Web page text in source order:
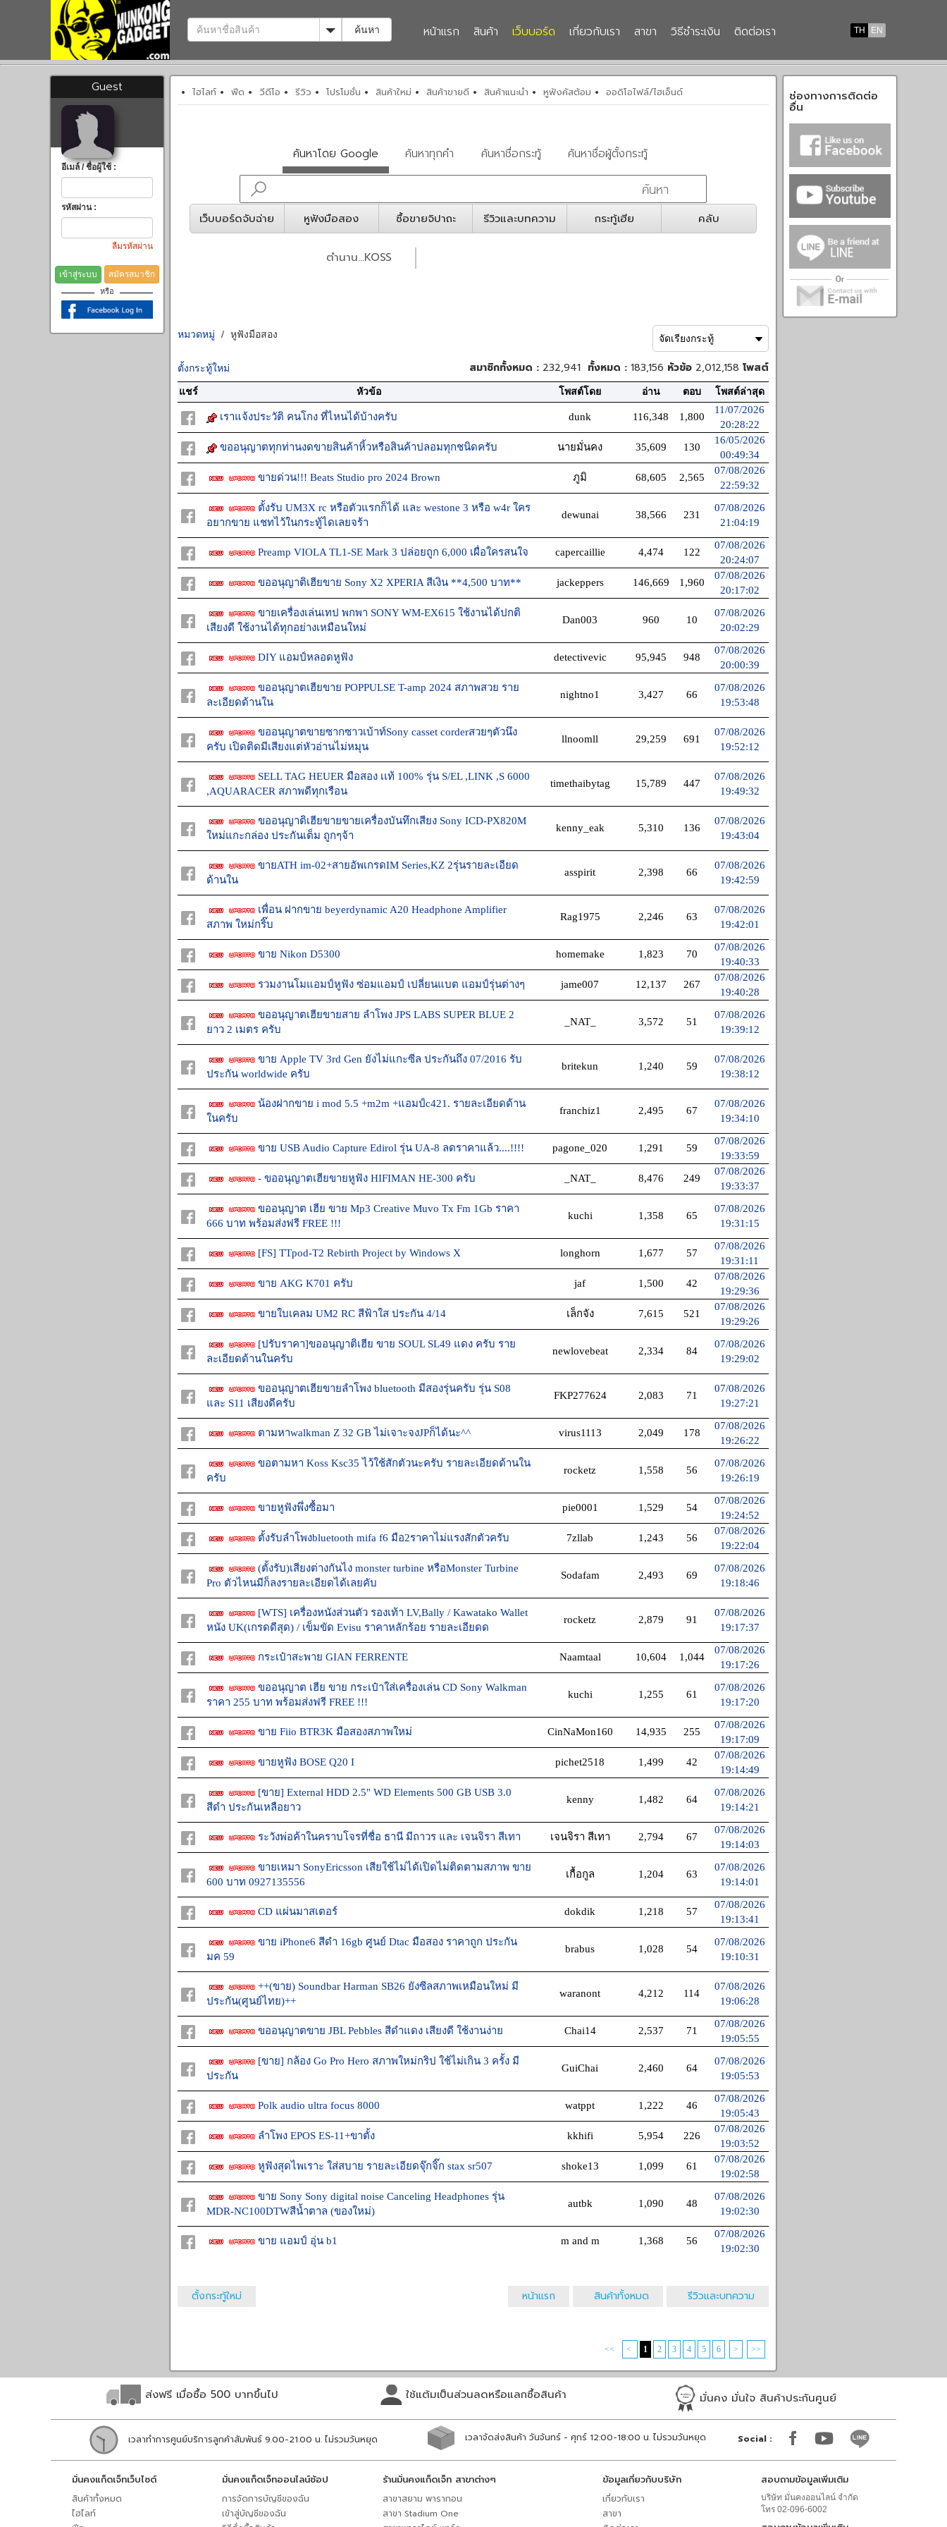
Toggle Dropdown
ค้นหา TH EN
หน้าแรก สินค้า เว็บบอร์ด เกี่ยวกับเรา สาขา วิธีชำระเงิน ติดต่อเรา
Guest
อีเมล์ / ชื่อผู้ใช้ :
รหัสผ่าน :
ลืมรหัสผ่าน
เข้าสู่ระบบ สมัครสมาชิก
หรือ
ไฮไลท์ ฟีด วีดีโอ รีวิว โปรโมชั่น สินค้าใหม่ สินค้าขายดี สินค้าแนะนำ หูฟังคัสต้อม ออดิโอไฟล์/ไฮเอ็นด์
ค้นหาโดย Google ค้นหาทุกคำ ค้นหาชื่อกระทู้ ค้นหาชื่อผู้ตั้งกระทู้
เว็บบอร์ดจับฉ่าย หูฟังมือสอง ซื้อขายจิปาถะ รีวิวและบทความ กระทู้เฮีย คลับ
ตำนาน...KOSS
หมวดหมู่ หูฟังมือสอง
ตั้งกระทู้ใหม่ สมาชิกทั้งหมด : 232,941 ทั้งหมด : 183,156 หัวข้อ 2,012,158 โพสต์
แชร์ หัวข้อ โพสต์โดย อ่าน ตอบ โพสต์ล่าสุด
เราแจ้งประวัติ คนโกง ที่ไหนได้บ้างครับ dunk 116,348 1,800
11/07/2026
20:28:22
ขออนุญาตทุกท่านงดขายสินค้าหิ้วหรือสินค้าปลอมทุกชนิดครับ
นายมั่นคง 35,609 130
16/05/2026
00:49:34
ขายด่วน!!! Beats Studio pro 2024 Brown
ภูมิ 68,605 2,565
07/08/2026
22:59:32
ตั้งรับ UM3X rc หรือตัวแรกก็ได้ และ westone 3 หรือ w4r ใคร
อยากขาย แชทไว้ในกระทู้ไดเลยจร้า
dewunai 38,566 231
07/08/2026
21:04:19
Preamp VIOLA TL1-SE Mark 3 ปล่อยถูก 6,000 เผื่อใครสนใจ capercaillie 4,474 122
07/08/2026
20:24:07
ขออนุญาติเฮียขาย Sony X2 XPERIA สีเงิน **4,500 บาท**
jackeppers 146,669 1,960
07/08/2026
20:17:02
ขายเครื่องเล่นเทป พกพา SONY WM-EX615 ใช้งานได้ปกติ
เสียงดี ใช้งานได้ทุกอย่างเหมือนใหม่
Dan003 960 10
07/08/2026
20:02:29
DIY แอมป์หลอดหูฟัง detectivevic 95,945 948
07/08/2026
20:00:39
ขออนุญาตเฮียขาย POPPULSE T-amp 2024 สภาพสวย ราย
ละเอียดด้านใน
nightno1 3,427 66
07/08/2026
19:53:48
ขออนุญาตขายซากซาวเบ้าท์Sony casset corderสวยๆตัวนึง
ครับ เปิดติดมีเสียงแต่หัวอ่านไม่หมุน
llnoomll 29,259 691
07/08/2026
19:52:12
SELL TAG HEUER มือสอง เเท้ 100% รุ่น S/EL ,LINK ,S 6000
,AQUARACER สภาพดีทุกเรือน
timethaibytag 15,789 447
07/08/2026
19:49:32
ขออนุญาติเฮียขายขายเครื่องบันทึกเสียง Sony ICD-PX820M
ใหม่แกะกล่อง ประกันเต็ม ถูกๆจ้า
kenny_eak 5,310 136
07/08/2026
19:43:04
ขายATH im-02+สายอัพเกรดIM Series,KZ 2รุ่นรายละเอียด
ด้านใน
asspirit 2,398 66
07/08/2026
19:42:59
เพื่อน ฝากขาย beyerdynamic A20 Headphone Amplifier
สภาพ ใหม่กริ๊บ
Rag1975 2,246 63
07/08/2026
19:42:01
ขาย Nikon D5300 homemake 1,823 70
07/08/2026
19:40:33
รวมงานโมแอมป์หูฟัง ซ่อมแอมป์ เปลี่ยนแบต แอมป์รุ่นต่างๆ
jame007 12,137 267
07/08/2026
19:40:28
ขออนุญาตเฮียขายสาย ลำโพง JPS LABS SUPER BLUE 2
ยาว 2 เมตร ครับ
_NAT_ 3,572 51
07/08/2026
19:39:12
ขาย Apple TV 3rd Gen ยังไม่แกะซีล ประกันถึง 07/2016 รับ
ประกัน worldwide ครับ
britekun 1,240 59
07/08/2026
19:38:12
น้องฝากขาย i mod 5.5 +m2m +แอมป์c421. รายละเอียดด้าน
ในครับ
franchiz1 2,495 67
07/08/2026
19:34:10
ขาย USB Audio Capture Edirol รุ่น UA-8 ลดราคาแล้ว....!!!! pagone_020 1,291 59
07/08/2026
19:33:59
- ขออนุญาตเฮียขายหูฟัง HIFIMAN HE-300 ครับ
_NAT_ 8,476 249
07/08/2026
19:33:37
ขออนุญาต เฮีย ขาย Mp3 Creative Muvo Tx Fm 1Gb ราคา
666 บาท พร้อมส่งฟรี FREE !!!
kuchi 1,358 65
07/08/2026
19:31:15
[FS] TTpod-T2 Rebirth Project by Windows X longhorn 1,677 57
07/08/2026
19:31:11
ขาย AKG K701 ครับ
jaf 1,500 42
07/08/2026
19:29:36
ขายใบเคลม UM2 RC สีฟ้าใส ประกัน 4/14
เล็กจัง 7,615 521
07/08/2026
19:29:26
[ปรับราคา]ขออนุญาติเฮีย ขาย SOUL SL49 แดง ครับ ราย
ละเอียดด้านในครับ
newlovebeat 2,334 84
07/08/2026
19:29:02
ขออนุญาตเฮียขายลำโพง bluetooth มีสองรุ่นครับ รุ่น S08
และ S11 เสียงดีครับ
FKP277624 2,083 71
07/08/2026
19:27:21
ตามหาwalkman Z 32 GB ไม่เจาะจงJPก็ได้นะ^^ virus1113 2,049 178
07/08/2026
19:26:22
ขอตามหา Koss Ksc35 ไว้ใช้สักตัวนะครับ รายละเอียดด้านใน
ครับ
rocketz 1,558 56
07/08/2026
19:26:19
ขายหูฟังพึ่งซื้อมา pie0001 1,529 54
07/08/2026
19:24:52
ตั้งรับลำโพงbluetooth mifa f6 มือ2ราคาไม่แรงสักตัวครับ
7zllab 1,243 56
07/08/2026
19:22:04
(ตั้งรับ)เสียงต่างกันไง monster turbine หรือMonster Turbine
Pro ตัวไหนมีก็ลงรายละเอียดได้เลยคับ
Sodafam 2,493 69
07/08/2026
19:18:46
[WTS] เครื่องหนังส่วนตัว รองเท้า LV,Bally / Kawatako Wallet
หนัง UK(เกรดดีสุด) / เข็มขัด Evisu ราคาหลักร้อย รายละเอียดด
rocketz 2,879 91
07/08/2026
19:17:37
กระเป๋าสะพาย GIAN FERRENTE Naamtaal 10,604 1,044
07/08/2026
19:17:26
ขออนุญาต เฮีย ขาย กระเป๋าใส่เครื่องเล่น CD Sony Walkman
ราคา 255 บาท พร้อมส่งฟรี FREE !!!
kuchi 1,255 61
07/08/2026
19:17:20
ขาย Fiio BTR3K มือสองสภาพใหม่ CinNaMon160 14,935 255
07/08/2026
19:17:09
ขายหูฟัง BOSE Q20 I
pichet2518 1,499 42
07/08/2026
19:14:49
[ขาย] External HDD 2.5" WD Elements 500 GB USB 3.0
สีดำ ประกันเหลือยาว
kenny 1,482 64
07/08/2026
19:14:21
ระวังพ่อค้าในคราบโจรที่ชื่อ ธานี มีถาวร และ เจนจิรา สีเทา เจนจิรา สีเทา 2,794 67
07/08/2026
19:14:03
ขายเหมา SonyEricsson เสียใช้ไม่ได้เปิดไม่ติดตามสภาพ ขาย
600 บาท 0927135556
เกื้อกูล 1,204 63
07/08/2026
19:14:01
CD แผ่นมาสเตอร์ dokdik 1,218 57
07/08/2026
19:13:41
ขาย iPhone6 สีดำ 16gb ศูนย์ Dtac มือสอง ราคาถูก ประกัน
มค 59
brabus 1,028 54
07/08/2026
19:10:31
++(ขาย) Soundbar Harman SB26 ยังซีลสภาพเหมือนใหม่ มี
ประกัน(ศูนย์ไทย)++
waranont 4,212 114
07/08/2026
19:06:28
ขออนุญาตขาย JBL Pebbles สีดำแดง เสียงดี ใช้งานง่าย Chai14 2,537 71
07/08/2026
19:05:55
[ขาย] กล้อง Go Pro Hero สภาพใหม่กริป ใช้ไม่เกิน 3 ครั้ง มี
ประกัน
GuiChai 2,460 64
07/08/2026
19:05:53
Polk audio ultra focus 8000 watppt 1,222 46
07/08/2026
19:05:43
ลำโพง EPOS ES-11+ขาตั้ง
kkhifi 5,954 226
07/08/2026
19:03:52
หูฟังสุดไพเราะ ใส่สบาย รายละเอียดจุ๊กจิ๊ก stax sr507
shoke13 1,099 61
07/08/2026
19:02:58
ขาย Sony Sony digital noise Canceling Headphones รุ่น
MDR-NC100DTWสีน้ำตาล (ของใหม่)
autbk 1,090 48
07/08/2026
19:02:30
ขาย แอมป์ อุ่น b1 m and m 1,368 56
07/08/2026
19:02:30
ตั้งกระทู้ใหม่ หน้าแรก สินค้าทั้งหมด รีวิวและบทความ
<< < 1 2 3 4 5 6 > >>
ช่องทางการติดต่อ
อื่น
ส่งฟรี เมื่อซื้อ 500 บาทขึ้นไป ใช้แต้มเป็นส่วนลดหรือแลกซื้อสินค้า มั่นคง มั่นใจ สินค้าประกันศูนย์
เวลาทำการศูนย์บริการลูกค้าสัมพันธ์ 9.00-21.00 น. ไม่รวมวันหยุด เวลาจัดส่งสินค้า วันจันทร์ - ศุกร์ 12:00-18:00 น. ไม่รวมวันหยุด Social :
มั่นคงแก็ดเจ็ทเว็บไซต์
สินค้าทั้งหมด
ไฮไลท์
มั่นคงแก็ดเจ็ทออนไลน์ช้อป
การจัดการบัญชีของฉัน
เข้าสู่บัญชีของฉัน
ร้านมั่นคงแก็ดเจ็ท สาขาต่างๆ
สาขาสยาม พารากอน
สาขา Stadium One
ข้อมูลเกี่ยวกับบริษัท
เกี่ยวกับเรา
สาขา
สอบถามข้อมูลเพิ่มเติม
บริษัท มั่นคงออนไลน์ จำกัด
โทร 02-096-6002